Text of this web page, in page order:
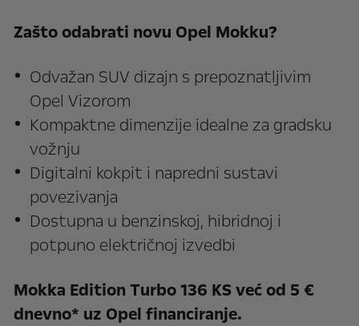
Zašto odabrati novu Opel Mokku?
Odvažan SUV dizajn s prepoznatljivim
Opel Vizorom
Kompaktne dimenzije idealne za gradsku
vožnju
Digitalni kokpit i napredni sustavi
povezivanja
Dostupna u benzinskoj, hibridnoj i
potpuno električnoj izvedbi
Mokka Edition Turbo 136 KS već od 5 €
dnevno* uz Opel financiranje.